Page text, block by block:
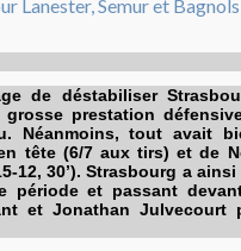
de déstabiliser
grosse prestation
Néanmoins, tout avait
tête (6/7 aux tirs) et de
12, 30’). Strasbourg a
période et passant
et Jonathan Julvecourt